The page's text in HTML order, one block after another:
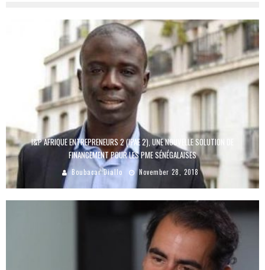
I&P AFRIQUE ENTREPRENEURS 2 (IPAE 2), UNE NOUVELLE SOLUTION DE
FINANCEMENT POUR LES PME SÉNÉGALAISES
Boubacar Diallo November 28, 2018